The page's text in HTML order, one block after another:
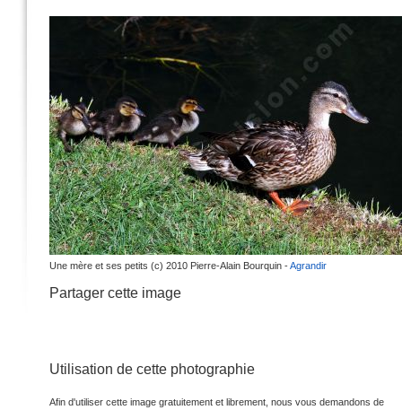
Une mère et ses petits (c) 2010 Pierre-Alain Bourquin -Agrandir
Partager cette image
Utilisation de cette photographie
Afin d'utiliser cette image gratuitement et librement, nous vous demandons de